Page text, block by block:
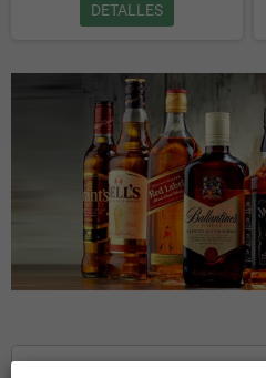
DETALLES